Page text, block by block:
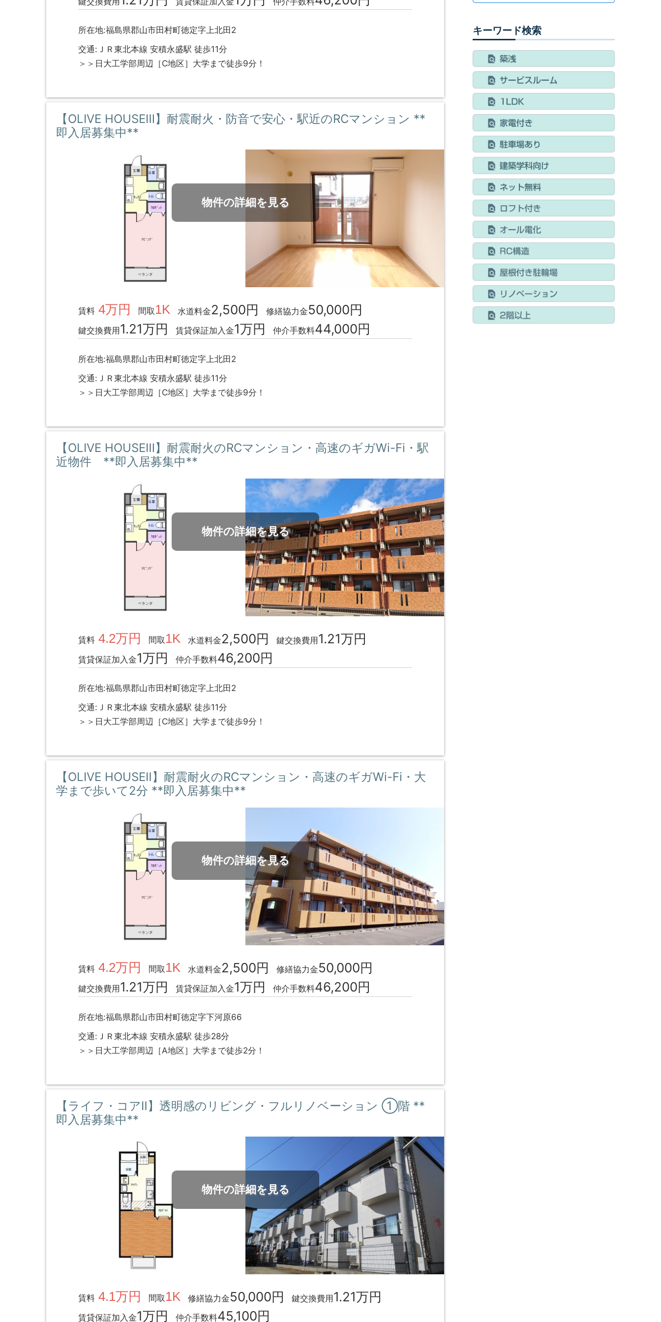
所在地:福島県郡山市田村町徳定字上北田2
交通:ＪＲ東北本線 安積永盛駅 徒歩11分
＞＞日大工学部周辺［C地区］大学まで徒歩9分！
【OLIVE HOUSEⅢ】耐震耐火・防音で安心・駅近のRCマンション **
即入居募集中**
物件の詳細を見る
賃料4万円 間取 1K 水道料金2,500円 修繕協力金50,000円
鍵交換費用1.21万円 賃貸保証加入金1万円 仲介手数料44,000円
所在地:福島県郡山市田村町徳定字上北田2
交通:ＪＲ東北本線 安積永盛駅 徒歩11分
＞＞日大工学部周辺［C地区］大学まで徒歩9分！
【OLIVE HOUSEⅢ】耐震耐火のRCマンション・高速のギガWi-Fi・駅
近物件 **即入居募集中**
物件の詳細を見る
賃料4.2万円 間取 1K 水道料金2,500円 鍵交換費用1.21万円
賃貸保証加入金1万円 仲介手数料46,200円
所在地:福島県郡山市田村町徳定字上北田2
交通:ＪＲ東北本線 安積永盛駅 徒歩11分
＞＞日大工学部周辺［C地区］大学まで徒歩9分！
【OLIVE HOUSEⅡ】耐震耐火のRCマンション・高速のギガWi-Fi・大
学まで歩いて2分 **即入居募集中**
物件の詳細を見る
賃料4.2万円 間取 1K 水道料金2,500円 修繕協力金50,000円
鍵交換費用1.21万円 賃貸保証加入金1万円 仲介手数料46,200円
所在地:福島県郡山市田村町徳定字下河原66
交通:ＪＲ東北本線 安積永盛駅 徒歩28分
＞＞日大工学部周辺［A地区］大学まで徒歩2分！
【ライフ・コアⅡ】透明感のリビング・フルリノベーション ①階 **
即入居募集中**
物件の詳細を見る
賃料4.1万円 間取 1K 修繕協力金50,000円 鍵交換費用1.21万円
賃貸保証加入金1万円 仲介手数料45,100円
キーワード検索